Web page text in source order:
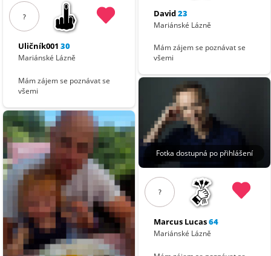
?
Uličník001 30
Mariánské Lázně
Mám zájem se poznávat se
všemi
David23
Mariánské Lázně
Mám zájem se poznávat se
všemi
Fotka dostupná po přihlášení
?
Marcus Lucas64
Mariánské Lázně